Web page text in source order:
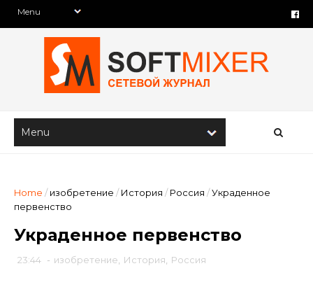
Home / изобретение / История / Россия /Украденное
первенство
Украденное первенство
23:44 - изобретение История Россия